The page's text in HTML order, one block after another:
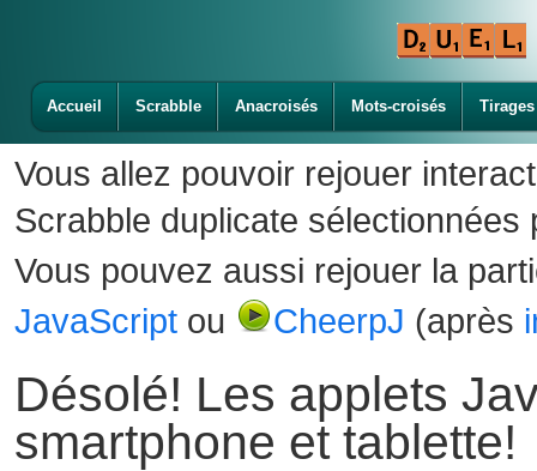
Accueil Scrabble Anacroisés Mots-croisés Tirages
Vous allez pouvoir rejouer
Scrabble duplicate sélectionnées
Vous pouvez aussi rejouer la
JavaScript ou CheerpJ (après
Désolé! Les applets
smartphone et tablette!